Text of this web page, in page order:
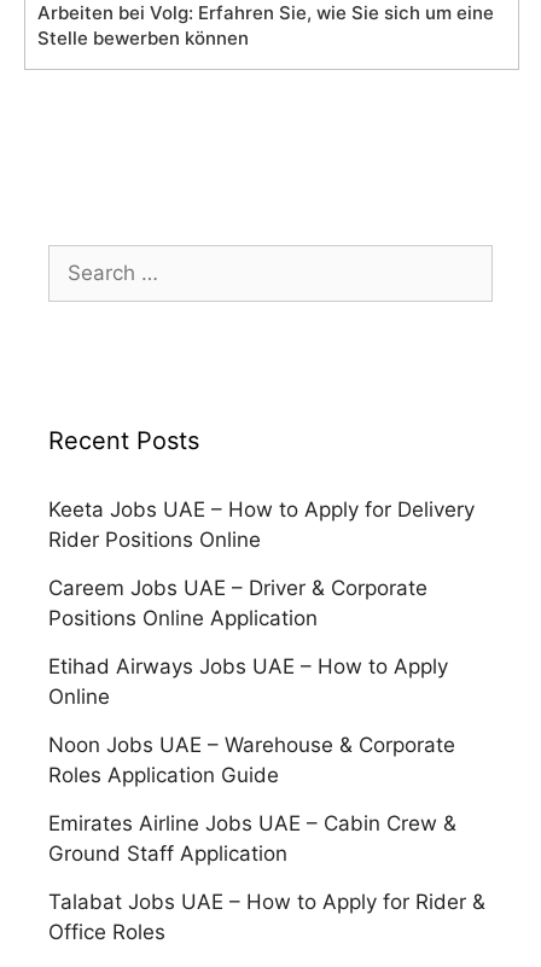
Arbeiten bei Volg: Erfahren Sie, wie Sie sich um eine
Stelle bewerben können
Search
for:
Recent Posts
Keeta Jobs UAE – How to Apply for Delivery
Rider Positions Online
Careem Jobs UAE – Driver & Corporate
Positions Online Application
Etihad Airways Jobs UAE – How to Apply
Online
Noon Jobs UAE – Warehouse & Corporate
Roles Application Guide
Emirates Airline Jobs UAE – Cabin Crew &
Ground Staff Application
Talabat Jobs UAE – How to Apply for Rider &
Office Roles